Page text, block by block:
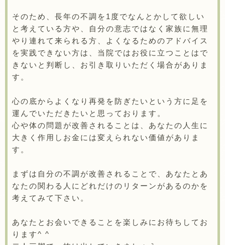
そのため、長年の不調を1度でなんとかして欲しい
と考えている方や、自分の意志ではなく家族に無理
やり連れて来られる方、よくなるためのアドバイス
を実践できない方は、当院ではお役に立つことはで
きないと判断し、お引き取りいただく場合がありま
す。
心の底からよくなり再発を防ぎたいという方に足を
運んでいただきたいと思っております。
心や体の問題が改善されることは、あなたの人生に
大きく作用しお金には変えられない価値がありま
す。
まずは自分の不調が改善されることで、あなたとあ
なたの関わる人にどれだけのリターンがあるのかを
考えてみて下さい。
あなたとお会いできることを楽しみにお待ちしてお
ります^ ^